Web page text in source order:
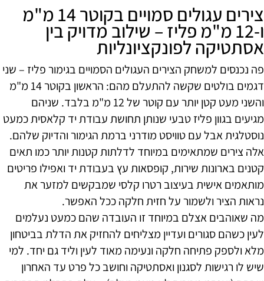
צירים עגולים סמויים בקוטר 14 מ"מ
ו-12 מ"מ פליז – שילוב מדויק בין
אסתטיקה לפונקציונליות
פה נכנסים למשחק הצירים העגולים הסמויים בגימור פליז – שני
דגמים בולטים שקשה להתעלם מהם: הראשון בקוטר 14 מ"מ
והשני מעט קטן יותר עם קוטר של 12 מ"מ בלבד. שניהם
מגיעים בגוון פליז טבעי שנותן תחושת עבודת יד קלאסית כמעט
נוסטלגית אבל עם טוויסט מודרני ברמת הגימור והדיוק שלהם.
אלה צירים שמתאימים במיוחד לדלתות קטנות יותר כמו תאים
קטנים בארונות שירות, קופסאות עץ בעבודת יד ואפילו פריטים
מותאמים אישית בעיצוב רטרו קלסי שמבקשים למזער את
נראות הציר ולשמור על חזית חלקה ככל האפשר.
מה שאוהבים אצלם במיוחד זו העובדה שהם כמעט נעלמים
לעין כשהם סגורים ועדיין מצליחים להחזיק את הדלת בביטחון
מלא ולספק פתיחה חלקה ונעימה מאוד לעין וליד גם יחד. למי
שיש לו רגישות לסגנון ואסתטיקה וחושב כל פרט עד האחרון